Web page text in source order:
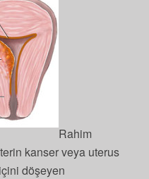
Rahim
kanser veya uterus
döşeyen